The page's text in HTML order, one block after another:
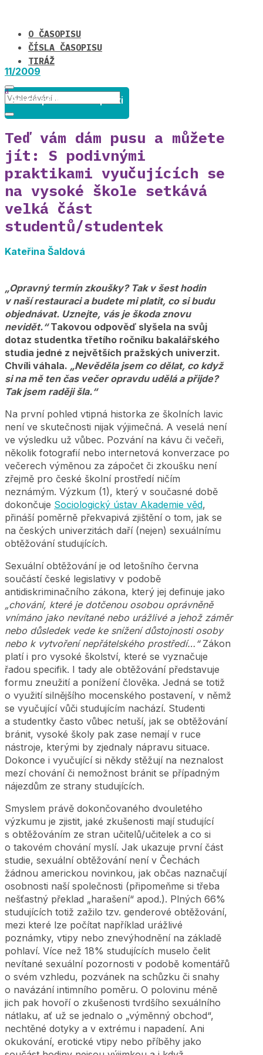
O ČASOPISU
ČÍSLA ČASOPISU
TIRÁŽ
11/2009
Rovné příležitosti v praxi
Teď vám dám pusu a můžete
jít: S podivnými
praktikami vyučujících se
na vysoké škole setkává
velká část
studentů/studentek
Kateřina Šaldová
„Opravný termín zkoušky? Tak v šest hodin
v naší restauraci a budete mi platit, co si budu
objednávat. Uznejte, vás je škoda znovu
nevidět.“Takovou odpověď slyšela na svůj
dotaz studentka třetího ročníku bakalářského
studia jedné z největších pražských univerzit.
Chvíli váhala. „Nevěděla jsem co dělat, co když
si na mě ten čas večer opravdu udělá a přijde?
Tak jsem raději šla.“
Na první pohled vtipná historka ze školních lavic
není ve skutečnosti nijak výjimečná. A veselá není
ve výsledku už vůbec. Pozvání na kávu či večeři,
několik fotografií nebo internetová konverzace po
večerech výměnou za zápočet či zkoušku není
zřejmě pro české školní prostředí ničím
neznámým. Výzkum (1), který v současné době
dokončuje Sociologický ústav Akademie věd,
přináší poměrně překvapivá zjištění o tom, jak se
na českých univerzitách daří (nejen) sexuálnímu
obtěžování studujících.
Sexuální obtěžování je od letošního června
součástí české legislativy v podobě
antidiskriminačního zákona, který jej definuje jako
„chování, které je dotčenou osobou oprávněně
vnímáno jako nevítané nebo urážlivé a jehož záměr
nebo důsledek vede ke snížení důstojnosti osoby
nebo k vytvoření nepřátelského prostředí…“Zákon
platí i pro vysoké školství, které se vyznačuje
řadou specifik. I tady ale obtěžování představuje
formu zneužití a ponížení člověka. Jedná se totiž
o využití silnějšího mocenského postavení, v němž
se vyučující vůči studujícím nachází. Studenti
a studentky často vůbec netuší, jak se obtěžování
bránit, vysoké školy pak zase nemají v ruce
nástroje, kterými by zjednaly nápravu situace.
Dokonce i vyučující si někdy stěžují na neznalost
mezí chování či nemožnost bránit se případným
nájezdům ze strany studujících.
Smyslem právě dokončovaného dvouletého
výzkumu je zjistit, jaké zkušenosti mají studující
s obtěžováním ze stran učitelů/učitelek a co si
o takovém chování myslí. Jak ukazuje první část
studie, sexuální obtěžování není v Čechách
žádnou americkou novinkou, jak občas naznačují
osobnosti naší společnosti (připomeňme si třeba
nešťastný překlad „harašení“ apod.). Plných 66%
studujících totiž zažilo tzv. genderové obtěžování,
mezi které lze počítat například urážlivé
poznámky, vtipy nebo znevýhodnění na základě
pohlaví. Více než 18% studujících muselo čelit
nevítané sexuální pozornosti v podobě komentářů
o svém vzhledu, pozvánek na schůzku či snahy
o navázání intimního poměru. O polovinu méně
jich pak hovoří o zkušenosti tvrdšího sexuálního
nátlaku, ať už se jednalo o „výměnný obchod“,
nechtěné dotyky a v extrému i napadení. Ani
okukování, erotické vtipy nebo příběhy jako